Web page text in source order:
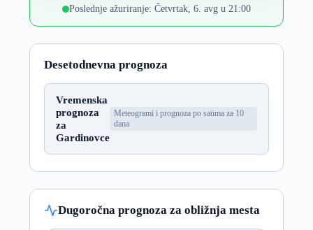
Poslednje ažuriranje: Četvrtak, 6. avg u 21:00
Desetodnevna prognoza
Vremenska
prognoza
za
Gardinovce
Meteogrami i prognoza po satima za 10
dana
Dugoročna prognoza za obližnja mesta